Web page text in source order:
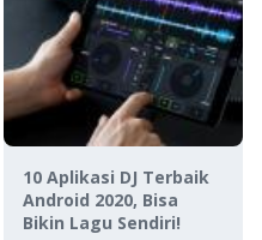
10 Aplikasi DJ Terbaik
Android 2020, Bisa
Bikin Lagu Sendiri!